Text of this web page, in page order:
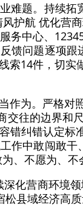
难题。持续拓
护航 优化营
务中心、
馈问题逐项
索14件，切实
作为。严格对
交往的边界和
错纠错认定
作中敢闯敢
、不愿为、
化营商环境
松县域经济